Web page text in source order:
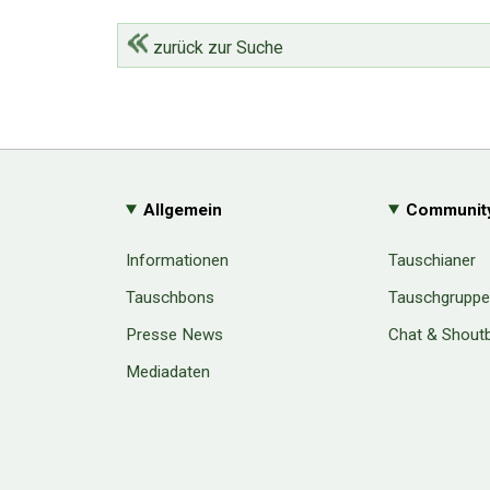
zurück zur Suche
Allgemein
Informationen
Tauschbons
Presse News
Mediadaten
Tauschianer
Chat &